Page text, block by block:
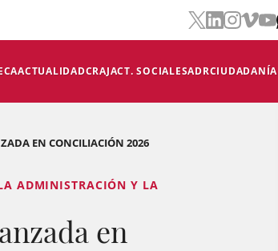
ACTUALIDADCRAJACT. SOCIALESADRCIUDADANÍA
EN CONCILIACIÓN 2026
ADMINISTRACIÓN Y LA
en